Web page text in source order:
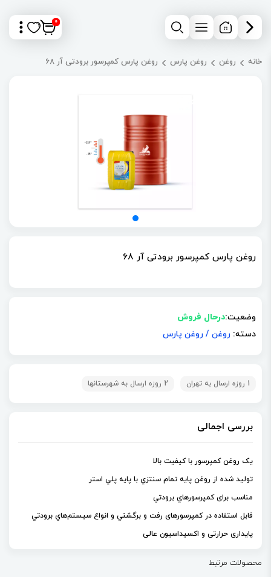
0
خانه روغن روغن پارس روغن پارس کمپرسور برودتی آر 68
روغن پارس کمپرسور برودتی آر 68
وضعیت:درحال فروش
دسته: روغن / روغن پارس
1 روزه ارسال به تهران 2 روزه ارسال به شهرستانها
بررسی اجمالی
یک روغن کمپرسور با کیفیت بالا
تولید شده از روغن پايه تمام سنتزي با پايه پلي استر
مناسب برای كمپرسورهاي برودتي
قابل استفاده در كمپرسورهای رفت و برگشتي و انواع سيستم‌هاي برودتي
پایداری حرارتی و اکسیداسیون عالی
محصولات مرتبط